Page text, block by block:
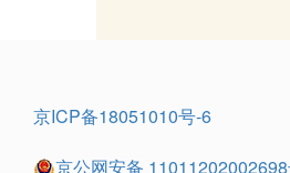
京ICP备18051010号-6
京公网安备